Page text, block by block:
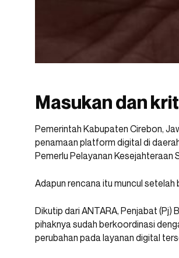
Masukan dan
Pemerintah Kabupaten Cirebon,
penamaan platform digital di
Pemerlu Pelayanan Kesejahteraan
Adapun rencana itu muncul setelah
Dikutip dari ANTARA, Penjabat (Pj)
pihaknya sudah berkoordinasi
perubahan pada layanan digital